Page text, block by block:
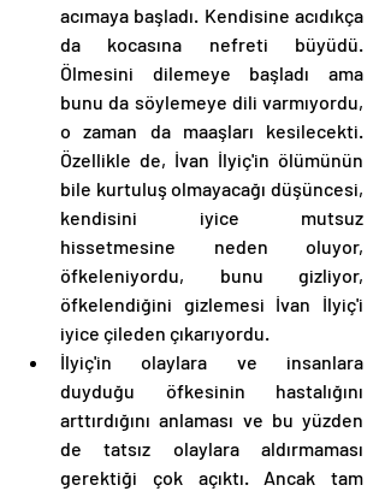
acımaya başladı. Kendisine acıdıkça
da kocasına nefreti büyüdü.
Ölmesini dilemeye başladı ama
bunu da söylemeye dili varmıyordu,
o zaman da maaşları kesilecekti.
Özellikle de, İvan İlyiç'in ölümünün
bile kurtuluş olmayacağı düşüncesi,
kendisini iyice mutsuz
hissetmesine neden oluyor,
öfkeleniyordu, bunu gizliyor,
öfkelendiğini gizlemesi İvan İlyiç'i
iyice çileden çıkarıyordu.
İlyiç'in olaylara ve insanlara
duyduğu öfkesinin hastalığını
arttırdığını anlaması ve bu yüzden
de tatsız olaylara aldırmaması
gerektiği çok açıktı. Ancak tam